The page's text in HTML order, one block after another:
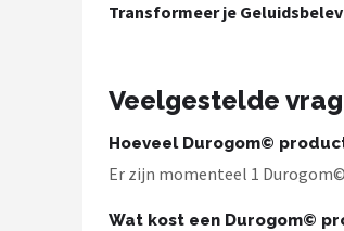
Carlinkit
Transformeer je
Veelgestelde
Hoeveel Durogom©
Er zijn momenteel 1
Wat kost een Durogom©